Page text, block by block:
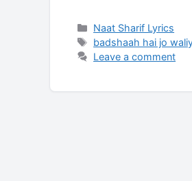
Categories
Naat Sharif Lyrics
Tags
badshaah hai jo
Leave a comment